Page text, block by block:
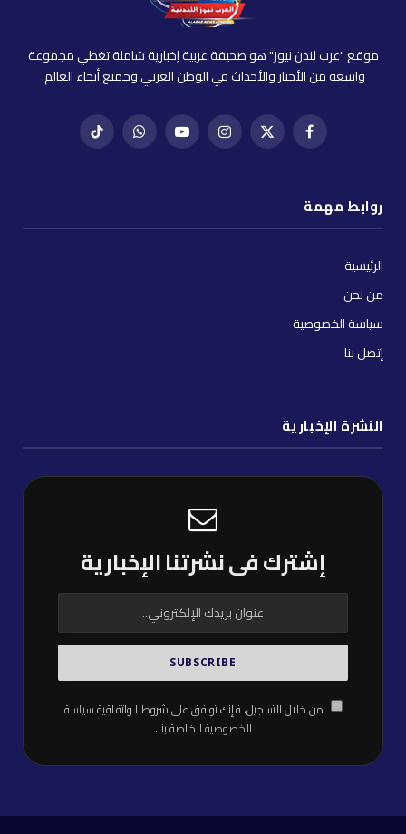
موقع "عرب لندن نيوز" هو صحيفة عربية إخبارية شاملة تغطي مجموعة
واسعة من الأخبار والأحداث في الوطن العربي وجميع أنحاء العالم.
فيسبوكX
إنستغراميوتيوب واتساب تيك
روابط مهمة
الرئيسية
من نحن
سياسة الخصوصية
إتصل بنا
النشرة الإخبارية
إشترك فى نشرتنا الإخبارية
من خلال التسجيل، فإنك توافق على شروطنا واتفاقيةسياسة
الخصوصيةالخاصة بنا.